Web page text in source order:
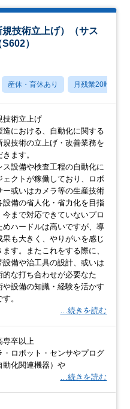
技術立上げ）（サス
）
産休・育休あり 月残業20時間以
技術立上げ
造における、自動化に関する
規技術の立上げ・改善業務を
ます。
ス設備や検査工程の自動化に
ェクトが稼働しており、ロボ
ー或いはカメラ等の生産技術
設備の省人化・省力化を目指
今まで対応できていないプロ
めハードルは高いですが、導
果も大きく、やりがいを感じ
す。またこれをする際に、
設備や治工具の設計、或いは
的な打ち合わせが必要なた
や設備の知識・経験を活かす
。
…続きを読む
専卒以上
・ロボット・センサやプログ
動化関連機器）や
…続きを読む